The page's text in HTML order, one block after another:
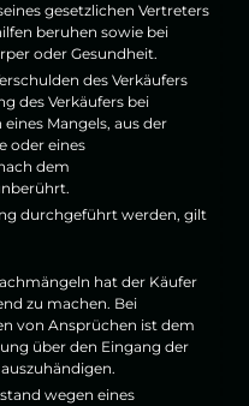
gesetzlichen Vertreters
beruhen sowie bei
oder Gesundheit.
des Verkäufers
des Verkäufers bei
Mangels, aus der
oder eines
dem
durchgeführt werden, gilt
hat der Käufer
zu machen. Bei
von Ansprüchen ist dem
über den Eingang der
wegen eines